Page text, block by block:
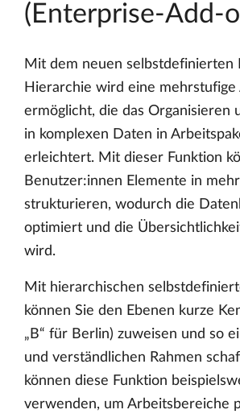
(Enterprise-Add-
Mit dem neuen selbstdefinierten
Hierarchie wird eine mehrstufige
ermöglicht, die das Organisieren
in komplexen Daten in
erleichtert. Mit dieser Funktion
Benutzer:innen Elemente in
strukturieren, wodurch die
optimiert und die
wird.
Mit hierarchischen
können Sie den Ebenen kurze
„B“ für Berlin) zuweisen und so
und verständlichen Rahmen
können diese Funktion
verwenden, um Arbeitsbereiche